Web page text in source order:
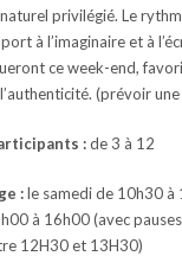
privilégié. Le
à l’imaginaire et à
ce week-end,
(prévoir
:de 3 à 12
:le samedi de 10h30 à
à 16h00 (avec
12H30 et 13H30)